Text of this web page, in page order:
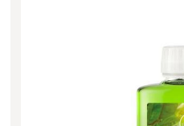
Söllradls Naturkostladen